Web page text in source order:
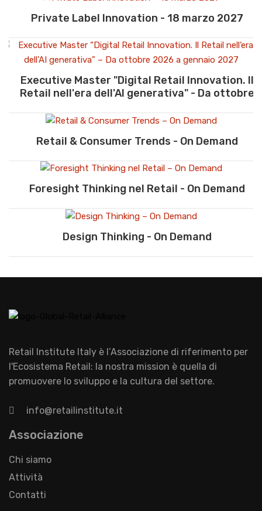
Private Label Innovation - 18 marzo 2027
Executive Master "Digital Retail Innovation. Il
Retail nell'era dell'AI generativa" - Da ottobre
Retail & Consumer Trends - On Demand
Foresight Thinking nel Retail - On Demand
Design Thinking - On Demand
Retail Institute Italy è l’Associazione di riferimento per
l'Ecosistema Retail: la nostra mission è quella di
promuovere lo sviluppo e la cultura del settore.
info@retailinstitute.it
Associazione
Chi siamo
Attività
Contatti